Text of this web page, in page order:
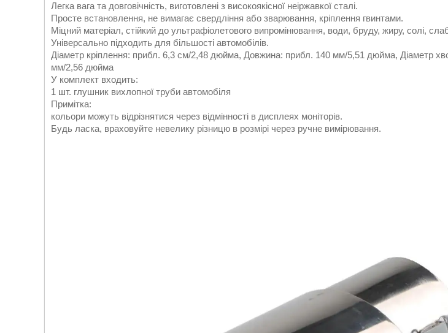
Легка вага та довговічність, виготовлені з високоякісної неіржавкої сталі.
Просте встановлення, не вимагає свердління або зварювання, кріплення гвинтами.
Міцний матеріал, стійкий до ультрафіолетового випромінювання, води, бруду, жиру, солі,
Універсально підходить для більшості автомобілів.
Діаметр кріплення: прибл. 6,3 см/2,48 дюйма, Довжина: прибл. 140 мм/5,51 дюйма, Діаметр
мм/2,56 дюйма
У комплект входить:
1 шт. глушник вихлопної труби автомобіля
Примітка:
кольори можуть відрізнятися через відмінності в дисплеях моніторів.
Будь ласка, враховуйте невелику різницю в розмірі через ручне вимірювання.